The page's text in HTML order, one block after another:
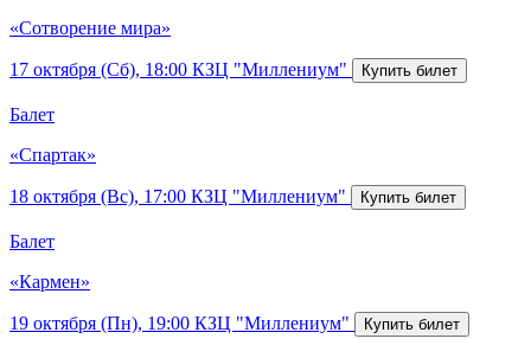
«Сотворение мира»
17 октября (Сб), 18:00 КЗЦ "Миллениум"
Балет
«Спартак»
18 октября (Вс), 17:00 КЗЦ "Миллениум"
Балет
«Кармен»
19 октября (Пн), 19:00 КЗЦ "Миллениум"